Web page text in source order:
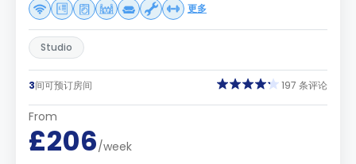
更多
Studio
3间可预订房间 197 条评论
From
£206/week